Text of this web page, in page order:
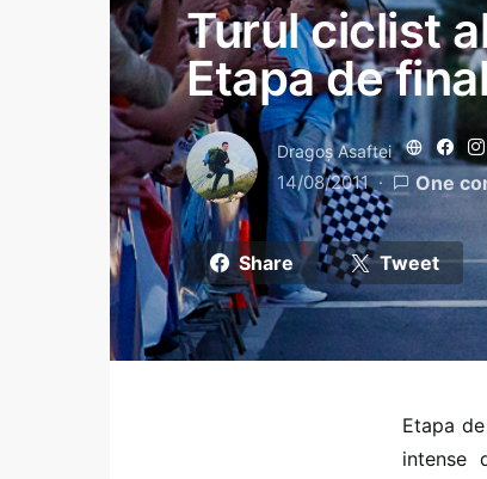
Turul ciclist
Etapa de
Dragoş Asaftei
14/08/2011 One
Share Tweet
Etapa
intense